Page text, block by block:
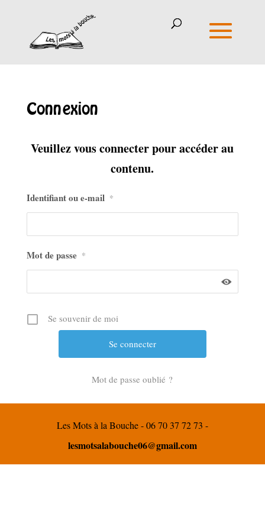
Connexion
Veuillez vous connecter pour accéder au
contenu.
Identifiant ou e-mail *
Mot de passe *
Se souvenir de moi
Mot de passe oublié ?
Les Mots à la Bouche - 06 70 37 72 73 -
lesmotsalabouche06@gmail.com